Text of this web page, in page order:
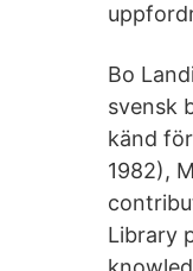
Bo
svensk
känd
1982),
Library